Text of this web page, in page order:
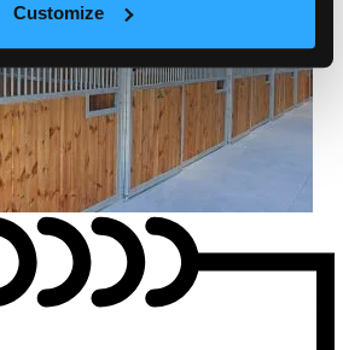
Customize